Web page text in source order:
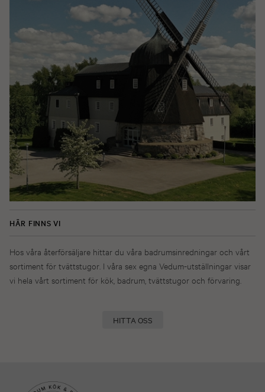
HÄR FINNS VI
Hos våra återförsäljare hittar du våra badrumsinredningar och vårt
sortiment för tvättstugor. I våra sex egna Vedum-utställningar visar
vi hela vårt sortiment för kök, badrum, tvättstugor och förvaring.
HITTA OSS